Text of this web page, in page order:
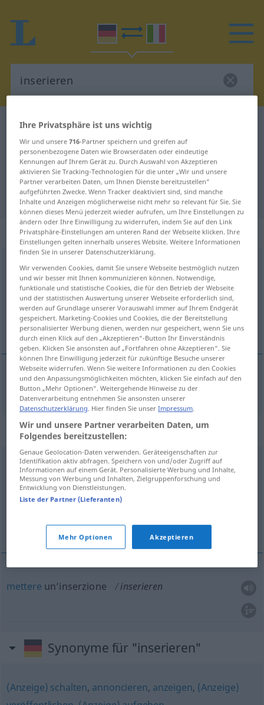
Deutsch-Italienisch Wörterbuch
Deutsch-Italienisch Übersetzung
für "inserieren"
"inserieren" Italienisch Übersetzung
„inserieren“: intransitives Verb
inserieren v/i <h.>
Übersicht aller Übersetzungen
(Für mehr Details die Übersetzung anklicken/antippen)
fare un’inserzione
fareun’inserzione inserieren
„inserieren“: transitives Verb
inserierenv/t
Übersicht aller Übersetzungen
(Für mehr Details die Übersetzung anklicken/antippen)
mettere un’inserzione
mettere un’inserzione inserieren
Synonyme für "inserieren"
(Anzeige) schalten, annoncieren, anzeigen, (Anzeige)
Ihre Privatsphäre ist uns wichtig
Wir und unsere716-Partner speichern und greifen auf
personenbezogene Daten wie Browserdaten oder eindeutige
Kennungen auf Ihrem Gerät zu. Durch Auswahl von Akzeptieren
aktivieren Sie Tracking-Technologien für die unter „Wir und unsere
Partner verarbeiten Daten, um Ihnen Dienste bereitzustellen“
aufgeführten Zwecke. Wenn Tracker deaktiviert sind, sind manche
Inhalte und Anzeigen möglicherweise nicht mehr so relevant für Sie. Sie
können dieses Menü jederzeit wieder aufrufen, um Ihre Einstellungen zu
ändern oder Ihre Einwilligung zu widerrufen, indem Sie auf den Link
Privatsphäre-Einstellungen am unteren Rand der Webseite klicken. Ihre
Einstellungen gelten innerhalb unseres Website. Weitere Informationen
finden Sie in unserer Datenschutzerklärung.
Wir verwenden Cookies, damit Sie unsere Webseite bestmöglich nutzen
und wir besser mit Ihnen kommunizieren können. Notwendige,
funktionale und statistische Cookies, die für den Betrieb der Webseite
und der statistischen Auswertung unserer Webseite erforderlich sind,
werden auf Grundlage unserer Vorauswahl immer auf Ihrem Endgerät
gespeichert. Marketing-Cookies und Cookies, die der Bereitstellung
personalisierter Werbung dienen, werden nur gespeichert, wenn Sie uns
durch einen Klick auf den „Akzeptieren“-Button Ihr Einverständnis
geben. Klicken Sie ansonsten auf „Fortfahren ohne Akzeptieren“. Sie
können Ihre Einwilligung jederzeit für zukünftige Besuche unserer
Webseite widerrufen. Wenn Sie weitere Informationen zu den Cookies
und den Anpassungsmöglichkeiten möchten, klicken Sie einfach auf den
Button „Mehr Optionen“. Weitergehende Hinweise zu der
Datenverarbeitung entnehmen Sie ansonsten unserer
Datenschutzerklärung. Hier finden Sie unserImpressum.
Wir und unsere Partner verarbeiten Daten, um
Folgendes bereitzustellen:
Genaue Geolocation-Daten verwenden. Geräteeigenschaften zur
Identifikation aktiv abfragen. Speichern von und/oder Zugriff auf
Informationen auf einem Gerät. Personalisierte Werbung und Inhalte,
Messung von Werbung und Inhalten, Zielgruppenforschung und
Entwicklung von Dienstleistungen.
Liste der Partner (Lieferanten)
Mehr Optionen Akzeptieren